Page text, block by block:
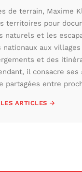
de terrain, Maxime
territoires pour
naturels et les
nationaux aux
et des
il consacre ses
partagées entre
ARTICLES →